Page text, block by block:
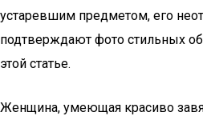
устаревшим предметом, его
подтверждают фото стильных
этой статье.
Женщина, умеющая красиво